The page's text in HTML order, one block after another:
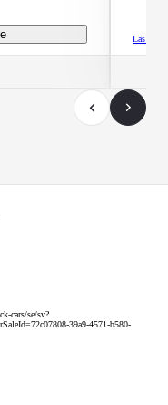
Läs mer
cars/se/sv?
39a9-4571-b580-